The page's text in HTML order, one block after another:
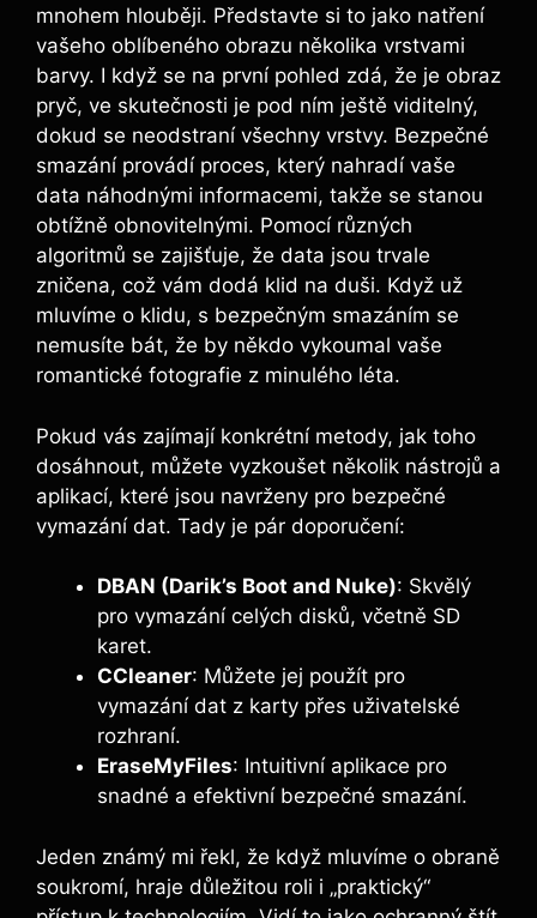
mnohem hlouběji. ⁣Představte si to jako⁣ natření
vašeho​ oblíbeného obrazu několika vrstvami
barvy. I když se ⁣na první pohled zdá, že ‍je ⁢obraz
pryč, ve skutečnosti je pod⁢ ním⁢ ještě viditelný,
⁤dokud se neodstraní všechny vrstvy. Bezpečné
smazání provádí proces, který nahradí vaše‌
data‌ náhodnými informacemi, ⁤takže‌ se stanou
obtížně obnovitelnými. Pomocí ⁢různých
algoritmů se zajišťuje, že⁤ data jsou trvale
‌zničena,⁣ což vám dodá klid na duši. Když už
mluvíme o klidu, s bezpečným smazáním⁣ se
‍nemusíte​ bát, že by někdo vykoumal vaše‌
romantické fotografie z minulého léta.
Pokud vás zajímají konkrétní ‍metody, jak toho
dosáhnout, můžete vyzkoušet několik ⁣nástrojů a
aplikací, které jsou navrženy pro‌ bezpečné
vymazání dat. Tady je pár ‌doporučení:
DBAN (Darik’s Boot and ​Nuke): Skvělý
pro vymazání ⁢celých disků, včetně SD
karet.
CCleaner:⁢ Můžete jej použít pro
vymazání dat z karty přes uživatelské
rozhraní.
EraseMyFiles: ‍Intuitivní aplikace pro
snadné a efektivní ‍bezpečné smazání.
Jeden známý mi řekl, že když ⁣mluvíme​ o​ obraně
soukromí, hraje důležitou roli i „praktický“